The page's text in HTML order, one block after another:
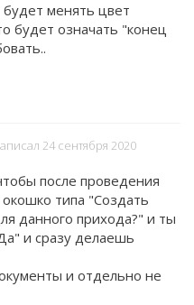
менять цвет
будет означать "конец
24 сентября 2020
после проведения
типа "Создать
данного прихода?" и ты
и сразу делаешь
и отдельно не